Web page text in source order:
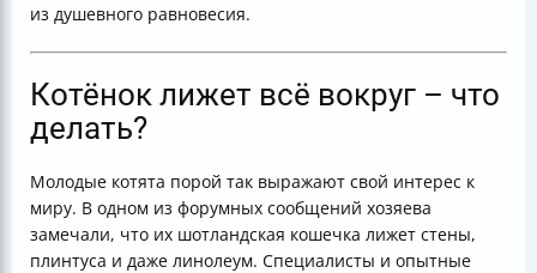
из душевного равновесия.
Котёнок лижет всё вокруг – что
делать?
Молодые котята порой так выражают свой интерес к
миру. В одном из форумных сообщений хозяева
замечали, что их шотландская кошечка лижет стены,
плинтуса и даже линолеум. Специалисты и опытные